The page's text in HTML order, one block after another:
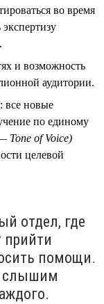
во время
и возможность
аудитории.
все новые
по единому
Tone of Voice)
целевой
отдел, где
помощи.
слышим